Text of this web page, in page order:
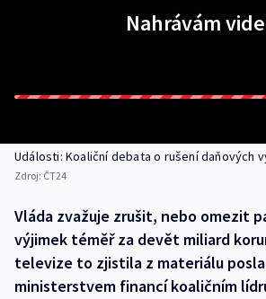
Nahrávám
Události: Koaliční debata o rušení daňových
Zdroj: ČT24
Vláda zvažuje zrušit, nebo omezit
výjimek téměř za devět miliard
televize to zjistila z materiálu
ministerstvem financí koaličním